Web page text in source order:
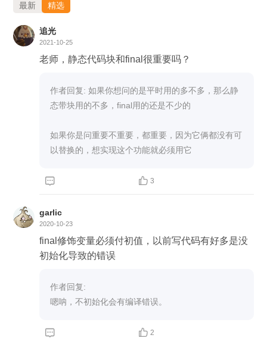
最新 精选
追光
2021-10-25
老师，静态代码块和final很重要吗？
作者回复: 如果你想问的是平时用的多不多，那么静
态带块用的不多，final用的还是不少的
如果你是问重要不重要，都重要，因为它俩都没有可
以替换的，想实现这个功能就必须用它
  3
garlic
2020-10-23
final修饰变量必须付初值，以前写代码有好多是没
初始化导致的错误
作者回复:
嗯呐，不初始化会有编译错误。
  2